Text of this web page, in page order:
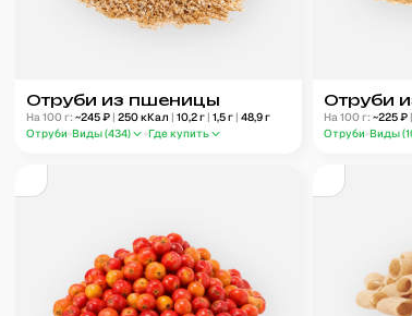
Отруби из пшеницы
На 100 г: ~245₽ | 250кКал | 10,2г | 1,5г | 48,9г
Отруби Виды (434) Где купить
Отруби
На 100 г: ~225₽ |
Отруби Виды (